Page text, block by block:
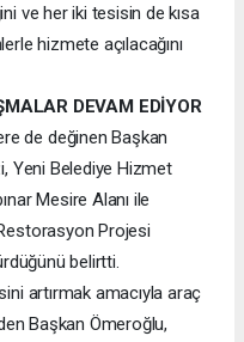
ve her iki tesisin de kısa
hizmete açılacağını
DEVAM EDİYOR
de değinen Başkan
Yeni Belediye Hizmet
Mesire Alanı ile
Projesi
belirtti.
artırmak amacıyla araç
Başkan Ömeroğlu,